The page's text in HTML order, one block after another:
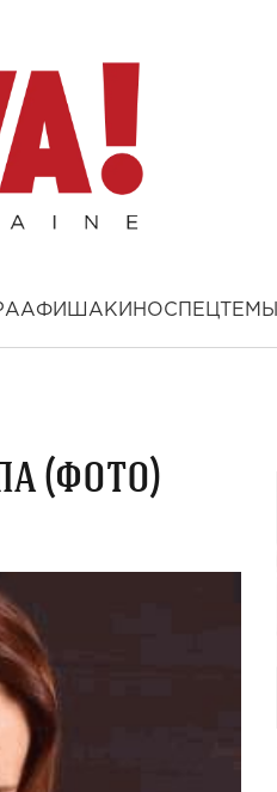
АФИША КИНОСПЕЦТЕМЫ
(фото)